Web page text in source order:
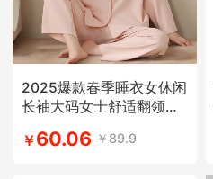
2025爆款春季睡衣女休闲
长袖大码女士舒适翻领学
￥60.06 ￥89.9